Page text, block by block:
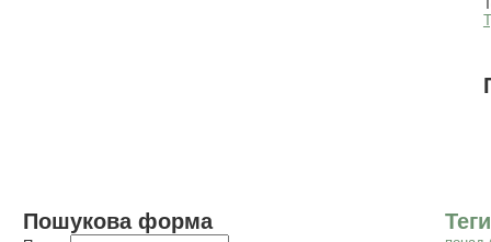
Пошукова форма